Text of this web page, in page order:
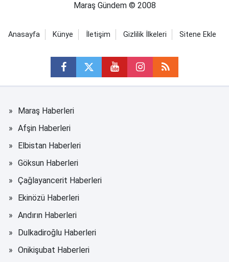
Maraş Gündem © 2008
Anasayfa Künye İletişim Gizlilik İlkeleri Sitene Ekle
Maraş Haberleri
Afşin Haberleri
Elbistan Haberleri
Göksun Haberleri
Çağlayancerit Haberleri
Ekinözü Haberleri
Andırın Haberleri
Dulkadiroğlu Haberleri
Onikişubat Haberleri